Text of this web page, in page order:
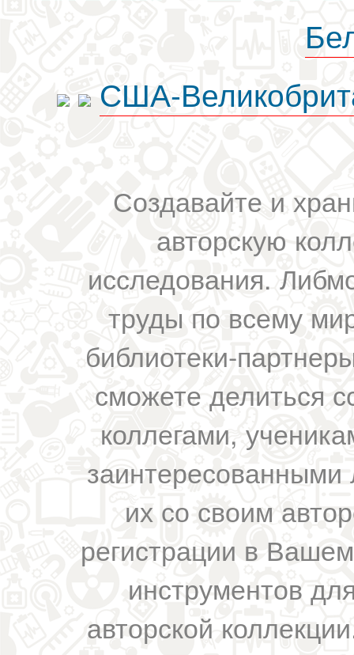
США-
Создавайте и
авторскую
исследования.
труды по всему
библиотеки-
сможете делиться
коллегами,
их со своим
регистрации в
инструментов
авторской